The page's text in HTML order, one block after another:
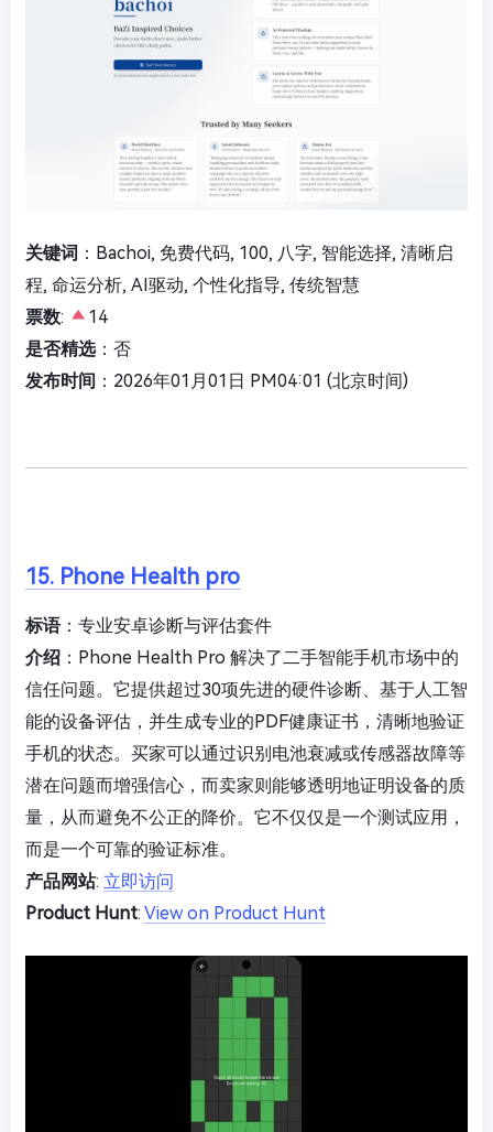
关键词 ：Bachoi, 免费代码, 100, 八字, 智能选择, 清晰启
程, 命运分析, AI驱动, 个性化指导, 传统智慧
票数:
14
是否精选：否
发布时间 ：2026年01月01日 PM04:01 (北京时间)
15. Phone Health pro
标语：专业安卓诊断与评估套件
介绍 ：Phone Health Pro 解决了二手智能手机市场中的
信任问题。它提供超过30项先进的硬件诊断、基于人工智
能的设备评估，并生成专业的PDF健康证书，清晰地验证
手机的状态。买家可以通过识别电池衰减或传感器故障等
潜在问题而增强信心，而卖家则能够透明地证明设备的质
量，从而避免不公正的降价。它不仅仅是一个测试应用，
而是一个可靠的验证标准。
产品网站: 立即访问
Product Hunt: View on Product Hunt